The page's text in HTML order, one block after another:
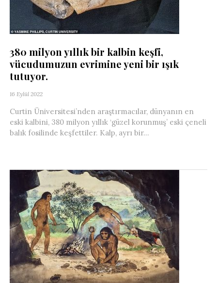
380 milyon yıllık bir kalbin keşfi,
vücudumuzun evrimine yeni bir ışık
tutuyor.
16 Eylül 2022
Curtin Üniversitesi’nden araştırmacılar, dünyanın en
eski kalbini, 380 milyon yıllık ‘güzel korunmuş’ eski çeneli
balık fosilinde keşfettiler. Kalp, ayrı bir...